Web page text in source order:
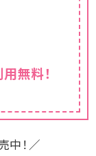
1パック
無料！
中！／